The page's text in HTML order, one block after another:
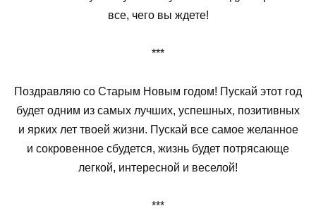
все, чего вы ждете!
***
Поздравляю со Старым Новым годом! Пускай этот год
будет одним из самых лучших, успешных, позитивных
и ярких лет твоей жизни. Пускай все самое желанное
и сокровенное сбудется, жизнь будет потрясающе
легкой, интересной и веселой!
***